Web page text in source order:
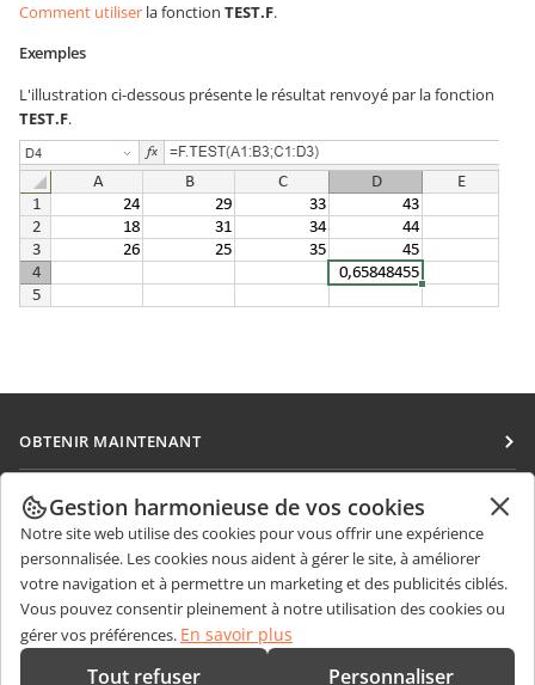
Comment utiliser la fonction TEST.F.
Exemples
L'illustration ci-dessous présente le résultat renvoyé par la fonction
TEST.F.
OBTENIR MAINTENANT
Docs
DocSpace
Workspace
Connecteurs
Applications de bureau
COLLABORATION
Pour les contributeurs
Pour les traducteurs
Pour les influenceurs
Offres d'emploi
OBTENIR DES NOUVELLES
Blog
OBTENIR DE L'AIDE
Forum
CONTACTEZ-NOUS
Gestion harmonieuse de vos cookies
Notre site web utilise des cookies pour vous offrir une expérience
personnalisée. Les cookies nous aident à gérer le site, à améliorer
votre navigation et à permettre un marketing et des publicités ciblés.
Vous pouvez consentir pleinement à notre utilisation des cookies ou
gérer vos préférences. En savoir plus
Tout refuser Personnaliser